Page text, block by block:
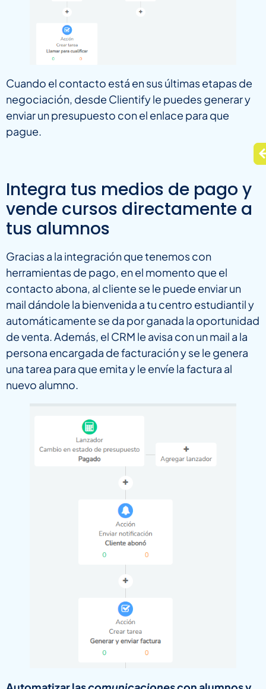
Cuando el contacto está en sus últimas etapas de
negociación, desde Clientify le puedes generar y
enviar un presupuesto con el enlace para que
pague.
Integra tus medios de pago y
vende cursos directamente a
tus alumnos
Gracias a la integración que tenemos con
herramientas de pago, en el momento que el
contacto abona, al cliente se le puede enviar un
mail dándole la bienvenida a tu centro estudiantil y
automáticamente se da por ganada la oportunidad
de venta. Además, el CRM le avisa con un mail a la
persona encargada de facturación y se le genera
una tarea para que emita y le envíe la factura al
nuevo alumno.